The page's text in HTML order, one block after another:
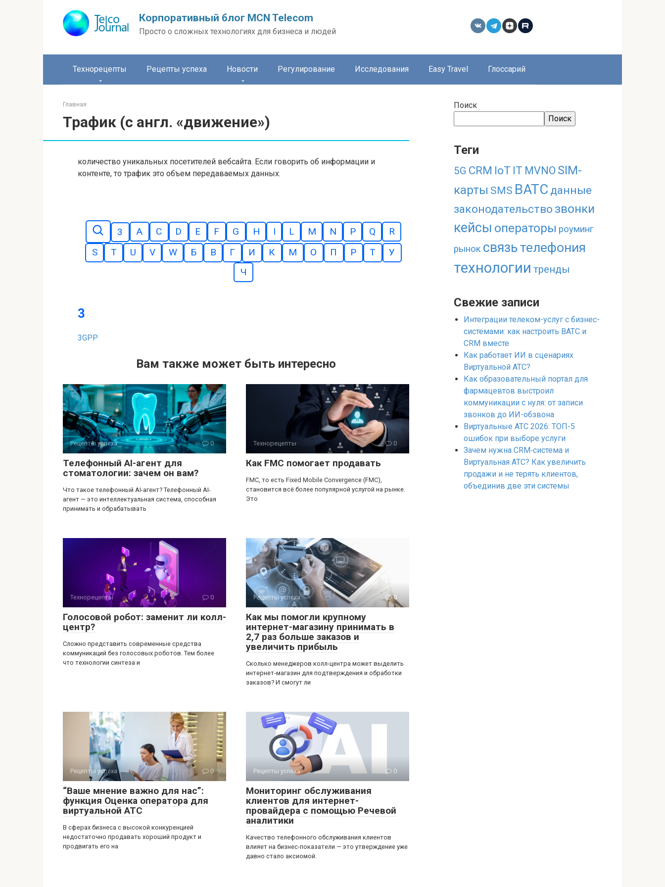
Корпоративный блог MCN Telecom
Просто о сложных технологиях для бизнеса и людей
Технорецепты Рецепты успеха Новости Регулирование Исследования Easy Travel Глоссарий
Главная
Трафик (с англ. «движение»)
количество уникальных посетителей вебсайта. Если говорить об информации и
контенте, то трафик это объем передаваемых данных.
3 A C D E F G H I L M N P Q
R
S
T U V W Б В Г И К М О П Р Т
У
Ч
3
3GPP
Вам также может быть интересно
Рецепты успеха 0
Телефонный AI-агент для
стоматологии: зачем он вам?
Что такое телефонный AI-агент? Телефонный AI-
агент — это интеллектуальная система, способная
принимать и обрабатывать
Технорецепты 0
Как FMC помогает продавать
FMC, то есть Fixed Mobile Convergence (FMC),
становится всё более популярной услугой на рынке.
Это
Технорецепты 0
Голосовой робот: заменит ли колл-
центр?
Сложно представить современные средства
коммуникаций без голосовых роботов. Тем более
что технологии синтеза и
Рецепты успеха 0
Как мы помогли крупному
интернет-магазину принимать в
2,7 раз больше заказов и
увеличить прибыль
Сколько менеджеров колл-центра может выделить
интернет-магазин для подтверждения и обработки
заказов? И смогут ли
Рецепты успеха 0
“Ваше мнение важно для нас”:
функция Оценка оператора для
виртуальной АТС
В сферах бизнеса с высокой конкуренцией
недостаточно продавать хороший продукт и
продвигать его на
Рецепты успеха 0
Мониторинг обслуживания
клиентов для интернет-
провайдера с помощью Речевой
аналитики
Качество телефонного обслуживания клиентов
влияет на бизнес-показатели — это утверждение уже
давно стало аксиомой.
Поиск
Поиск
Теги
5G CRM IoT IT MVNO SIM-
карты SMS ВАТС данные
законодательство звонки
кейсы операторы роуминг
рынок связьтелефония
технологии тренды
Свежие записи
Интеграции телеком-услуг с бизнес-
системами: как настроить ВАТС и
CRM вместе
Как работает ИИ в сценариях
Виртуальной АТС?
Как образовательный портал для
фармацевтов выстроил
коммуникации с нуля: от записи
звонков до ИИ-обзвона
Виртуальные АТС 2026: ТОП-5
ошибок при выборе услуги
Зачем нужна CRM‑система и
Виртуальная АТС? Как увеличить
продажи и не терять клиентов,
объединив две эти системы